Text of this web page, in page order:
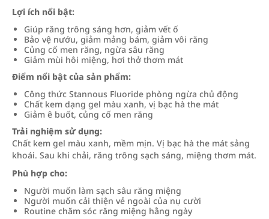
Lợi ích nổi bật:
Giúp răng trông sáng hơn, giảm vết ố
Bảo vệ nướu, giảm mảng bám, giảm vôi răng
Củng cố men răng, ngừa sâu răng
Giảm mùi hôi miệng, hơi thở thơm mát
Điểm nổi bật của sản phẩm:
Công thức Stannous Fluoride phòng ngừa chủ động
Chất kem dạng gel màu xanh, vị bạc hà the mát
Giảm ê buốt, củng cố men răng
Trải nghiệm sử dụng:
Chất kem gel màu xanh, mềm mịn. Vị bạc hà the mát sảng
khoái. Sau khi chải, răng trông sạch sáng, miệng thơm mát.
Phù hợp cho:
Người muốn làm sạch sâu răng miệng
Người muốn cải thiện vẻ ngoài của nụ cười
Routine chăm sóc răng miệng hằng ngày